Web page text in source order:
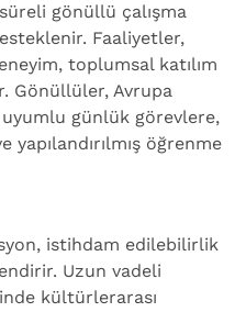
gönüllü çalışma
Faaliyetler,
toplumsal katılım
Gönüllüler, Avrupa
günlük görevlere,
öğrenme
istihdam edilebilirlik
Uzun vadeli
kültürlerarası